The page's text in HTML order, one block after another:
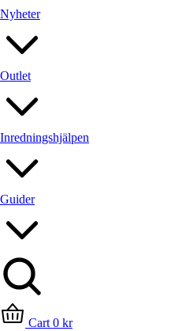
Nyheter
Outlet
Inredningshjälpen
Guider
Cart 0 kr